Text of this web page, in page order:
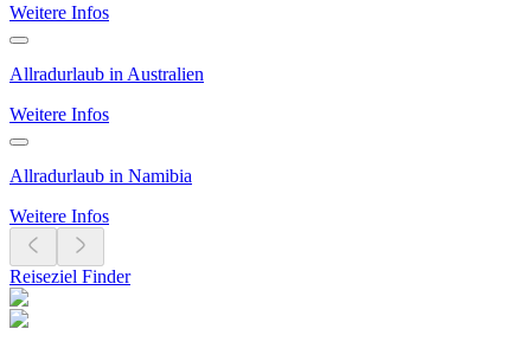
Weitere Infos
Allradurlaub in Australien
Weitere Infos
Allradurlaub in Namibia
Weitere Infos
Reiseziel Finder